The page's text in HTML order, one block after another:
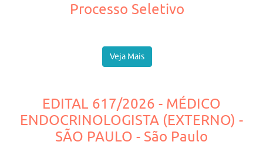
Processo Seletivo
Veja Mais
EDITAL 617/2026 - MÉDICO
ENDOCRINOLOGISTA (EXTERNO) -
SÃO PAULO - São Paulo